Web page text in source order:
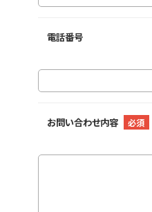
電話番号
お問い合わせ内容 必須